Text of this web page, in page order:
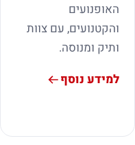
האופנועים
והקטנועים, עם צוות
ותיק ומנוסה.
למידע נוסף